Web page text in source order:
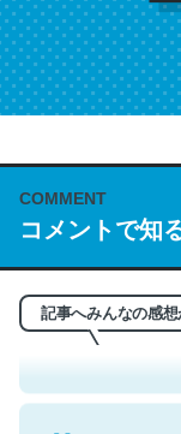
COMMENT
コメントで知
記事へみんなの感想
これは名文。彼
─今のこの状況が信